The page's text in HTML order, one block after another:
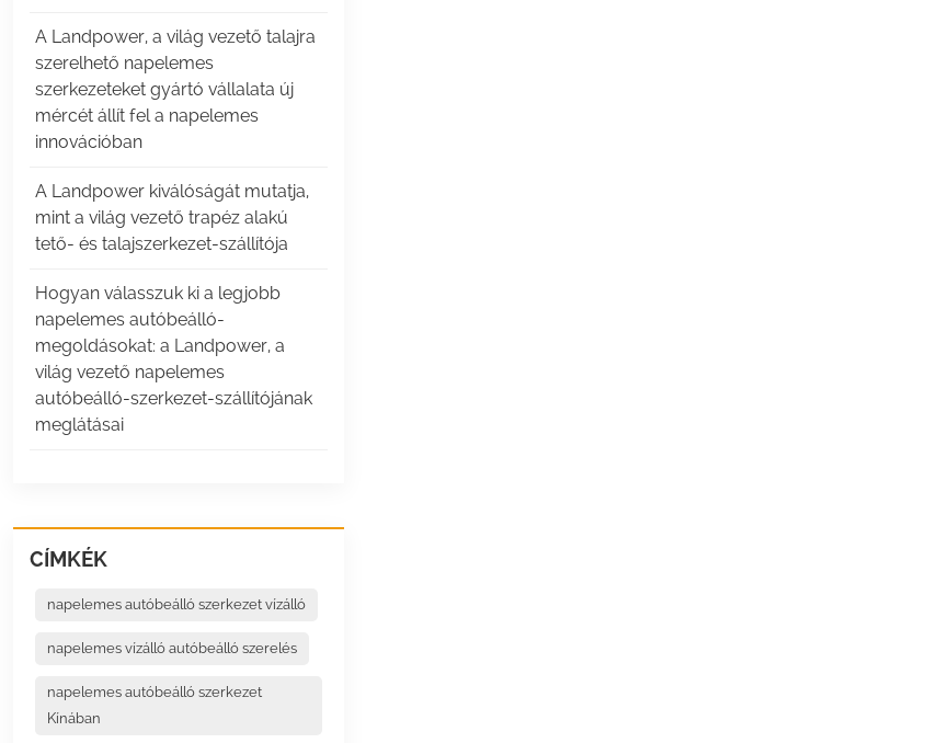
A Landpower, a világ vezető talajra
szerelhető napelemes
szerkezeteket gyártó vállalata új
mércét állít fel a napelemes
innovációban
A Landpower kiválóságát mutatja,
mint a világ vezető trapéz alakú
tető- és talajszerkezet-szállítója
Hogyan válasszuk ki a legjobb
napelemes autóbeálló-
megoldásokat: a Landpower, a
világ vezető napelemes
autóbeálló-szerkezet-szállítójának
meglátásai
CÍMKÉK
napelemes autóbeálló szerkezet vízálló
napelemes vízálló autóbeálló szerelés
napelemes autóbeálló szerkezet
Kínában